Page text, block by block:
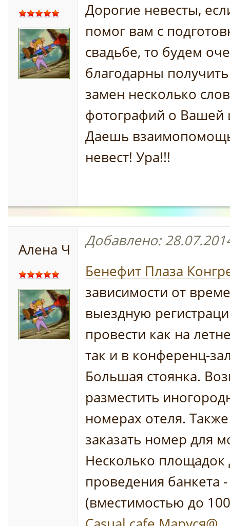
Дорогие невесты,
помог вам с
свадьбе, то будем
благодарны
замен несколько
фотографий о Вашей
Даешь
невест! Ура!!!
Алена Ч
Добавлено:
Бенефит Плаза
зависимости от
выездную
провести как на
так и в конференц-
Большая стоянка.
разместить
номерах отеля.
заказать номер для
Несколько площадок
проведения банкета
(вместимостью до